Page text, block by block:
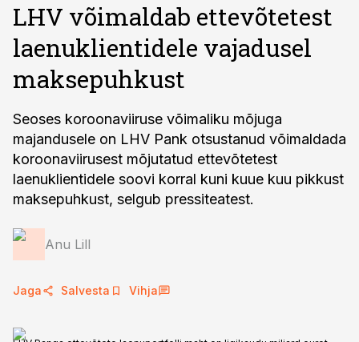
LHV võimaldab ettevõtetest
laenuklientidele vajadusel
maksepuhkust
Seoses koroonaviiruse võimaliku mõjuga
majandusele on LHV Pank otsustanud võimaldada
koroonaviirusest mõjutatud ettevõtetest
laenuklientidele soovi korral kuni kuue kuu pikkust
maksepuhkust, selgub pressiteatest.
Anu Lill
Jaga Salvesta Vihja